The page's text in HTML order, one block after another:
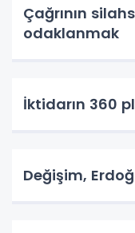
Çağrının
odaklanmak
İktidarın 360
Değişim,